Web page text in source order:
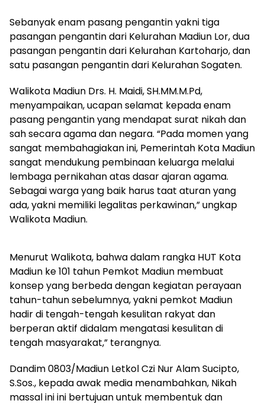
Sebanyak enam pasang pengantin yakni tiga
pasangan pengantin dari Kelurahan Madiun Lor, dua
pasangan pengantin dari Kelurahan Kartoharjo, dan
satu pasangan pengantin dari Kelurahan Sogaten.
Walikota Madiun Drs. H. Maidi, SH.MM.M.Pd,
menyampaikan, ucapan selamat kepada enam
pasang pengantin yang mendapat surat nikah dan
sah secara agama dan negara. “Pada momen yang
sangat membahagiakan ini, Pemerintah Kota Madiun
sangat mendukung pembinaan keluarga melalui
lembaga pernikahan atas dasar ajaran agama.
Sebagai warga yang baik harus taat aturan yang
ada, yakni memiliki legalitas perkawinan,” ungkap
Walikota Madiun.
Menurut Walikota, bahwa dalam rangka HUT Kota
Madiun ke 101 tahun Pemkot Madiun membuat
konsep yang berbeda dengan kegiatan perayaan
tahun-tahun sebelumnya, yakni pemkot Madiun
hadir di tengah-tengah kesulitan rakyat dan
berperan aktif didalam mengatasi kesulitan di
tengah masyarakat,” terangnya.
Dandim 0803/Madiun Letkol Czi Nur Alam Sucipto,
S.Sos., kepada awak media menambahkan, Nikah
massal ini ini bertujuan untuk membentuk dan